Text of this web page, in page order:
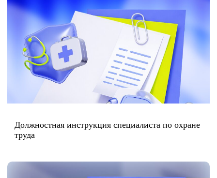
Должностная инструкция специалиста по охране
труда